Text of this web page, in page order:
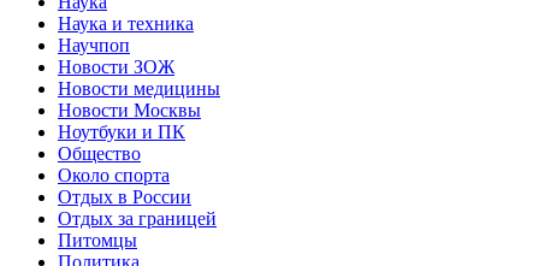
Наука и техника
Научпоп
Новости ЗОЖ
Новости медицины
Новости Москвы
Ноутбуки и ПК
Общество
Около спорта
Отдых в России
Отдых за границей
Питомцы
Политика